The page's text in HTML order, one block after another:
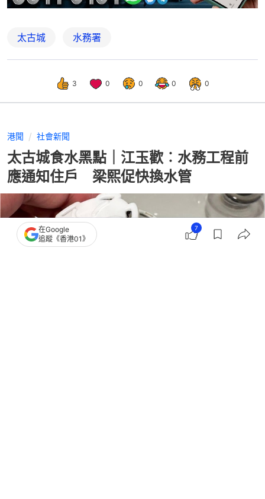
太古城 水務署
3 0 0 0 0
港聞 社會新聞
太古城食水黑點｜江玉歡︰水務工程前
應通知住戶 梁熙促快換水管
在Google
追蹤《香港01》
7